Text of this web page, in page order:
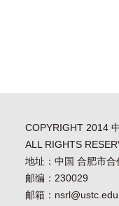
COPYRIGHT 2014
ALL RIGHTS
地址：中国 合肥市
邮编：230029
邮箱：